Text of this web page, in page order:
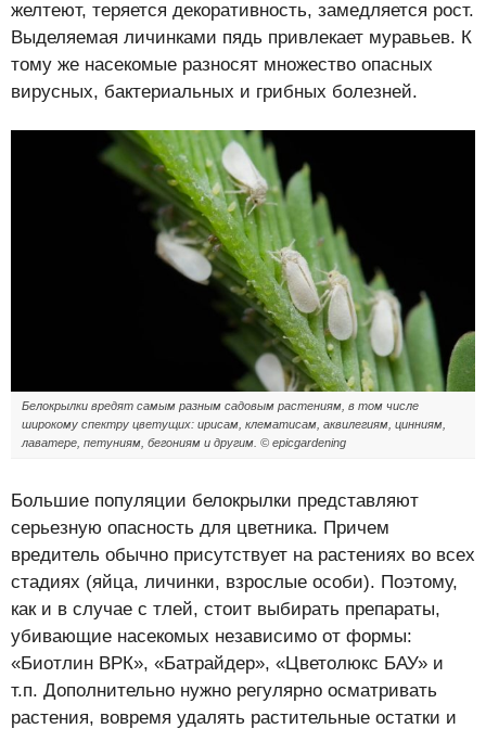
желтеют, теряется декоративность, замедляется рост.
Выделяемая личинками пядь привлекает муравьев. К
тому же насекомые разносят множество опасных
вирусных, бактериальных и грибных болезней.
Белокрылки вредят самым разным садовым растениям, в том числе
широкому спектру цветущих: ирисам, клематисам, аквилегиям, цинниям,
лаватере, петуниям, бегониям и другим. © epicgardening
Большие популяции белокрылки представляют
серьезную опасность для цветника. Причем
вредитель обычно присутствует на растениях во всех
стадиях (яйца, личинки, взрослые особи). Поэтому,
как и в случае с тлей, стоит выбирать препараты,
убивающие насекомых независимо от формы:
«Биотлин ВРК», «Батрайдер», «Цветолюкс БАУ» и
т.п. Дополнительно нужно регулярно осматривать
растения, вовремя удалять растительные остатки и